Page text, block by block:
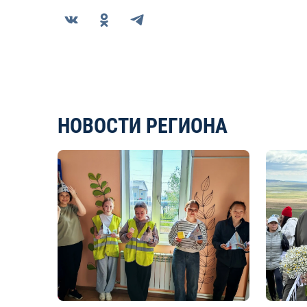
НОВОСТИ РЕГИОНА